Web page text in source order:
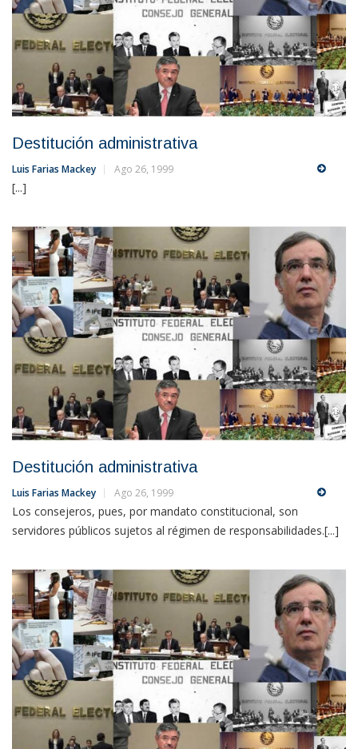
Destitución administrativa
Luis Farias Mackey Ago 26, 1999
[...]
Destitución administrativa
Luis Farias Mackey Ago 26, 1999
Los consejeros, pues, por mandato constitucional, son
servidores públicos sujetos al régimen de responsabilidades.[...]